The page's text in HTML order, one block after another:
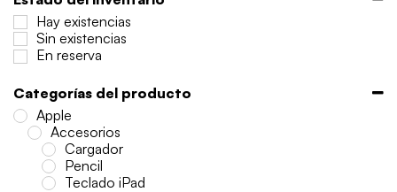
Hay existencias
Sin existencias
En reserva
Categorías del producto
Apple
Accesorios
Cargador
Pencil
Teclado iPad